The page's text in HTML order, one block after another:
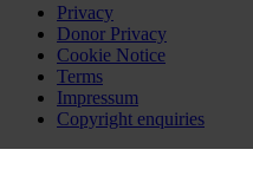
Privacy
Donor Privacy
Cookie Notice
Terms
Impressum
Copyright enquiries